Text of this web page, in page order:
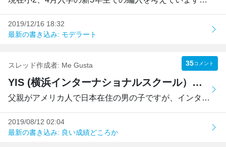
2019/12/16 18:32
最新の書き込み: モデラート
スレッド作成者: Me Gusta 35コメント
YIS (横浜インターナショナルスクール）について
父親がアメリカ人で日本在住の男の子ですが、インターナショ...
2019/08/12 02:04
最新の書き込み: 良い成績どころか